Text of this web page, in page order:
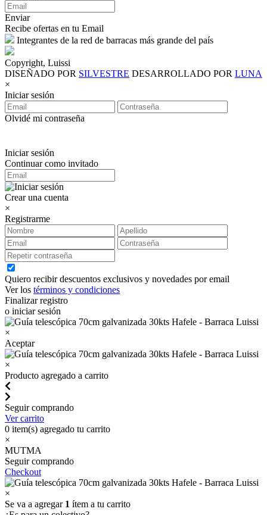
Enviar
Recibe ofertas en tu Email
Integrantes de la red de barracas más grande del país
Copyright, Luissi
DISEÑADO POR SILVESTRE DESARROLLADO POR LUNA
×
Iniciar sesión
Olvidé mi contraseña
Iniciar sesión
Continuar como invitado
Crear una cuenta
×
Registrarme
Quiero recibir descuentos exclusivos y novedades por email
Ver los términos y condiciones
Finalizar registro
o iniciar sesión
×
Aceptar
×
Producto agregado a carrito
Seguir comprando
Ver carrito
0 item(s) agregado tu carrito
×
MUTMA
Seguir comprando
Checkout
×
Se va a agregar 1 ítem a tu carrito